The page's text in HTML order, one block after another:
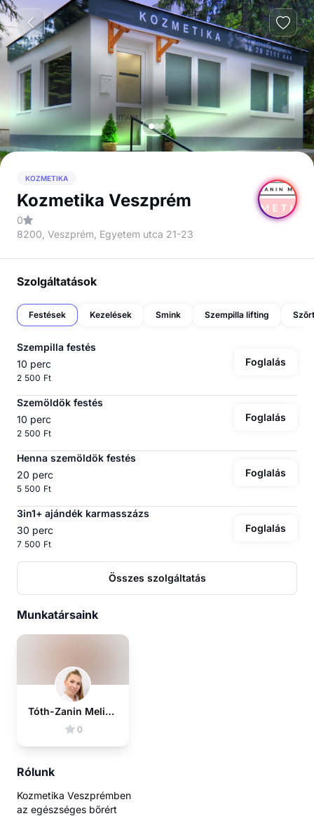
KOZMETIKA
Kozmetika Veszprém
0
8200, Veszprém, Egyetem utca 21-23
Szolgáltatások
Festések Kezelések Smink Szempilla lifting
Szempilla festés
10 perc
2 500 Ft
Foglalás
Szemöldök festés
10 perc
2 500 Ft
Foglalás
Henna szemöldök festés
20 perc
5 500 Ft
Foglalás
3in1+ ajándék karmasszázs
30 perc
7 500 Ft
Foglalás
Összes szolgáltatás
Munkatársaink
Tóth-Zanin Melinda
0
Rólunk
Kozmetika Veszprémben
az egészséges bőrért